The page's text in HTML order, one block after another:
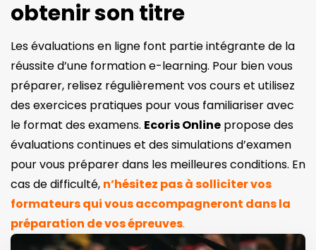
obtenir son titre
Les évaluations en ligne font partie intégrante de la
réussite d’une formation e-learning. Pour bien vous
préparer, relisez régulièrement vos cours et utilisez
des exercices pratiques pour vous familiariser avec
le format des examens. Ecoris Online propose des
évaluations continues et des simulations d’examen
pour vous préparer dans les meilleures conditions. En
cas de difficulté, n’hésitez pas à solliciter vos
formateurs qui vous accompagneront dans la
préparation de vos épreuves.